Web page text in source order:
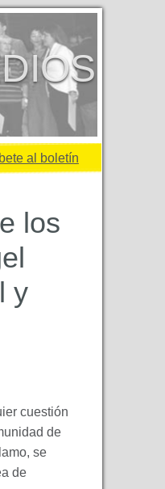
al boletín
los
y
cuestión
de
se
de